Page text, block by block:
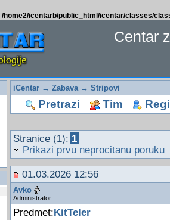
/home2/icentarb/public_html/icentar/classes/
Centar
iCentar→ Zabava→ Stripovi
Pretrazi Tim
Stranice (1): 1
Prikazi prvu neprocitanu poruku
01.03.2026 12:56
Avko
Administrator
Predmet: KitTeler